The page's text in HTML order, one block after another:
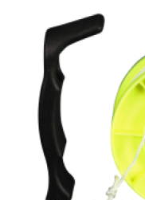
Toimitusehdot
Yhteystiedot
Kauppa
Huolto
Ostoskori